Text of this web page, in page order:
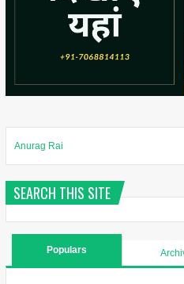
Anurag Rai
SEARCH THIS SITE
Populars